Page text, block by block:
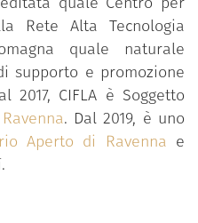
Rete Alta Tecnologia
quale naturale
supporto e promozione
2017, CIFLA è Soggetto
. Dal 2019, è uno
Aperto di Ravenna e